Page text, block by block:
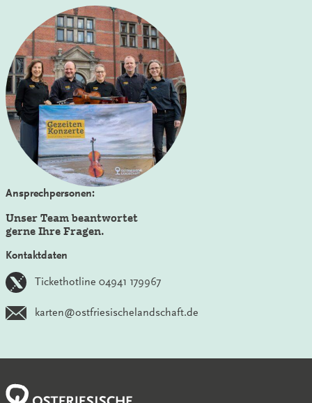
Ansprechpersonen:
Unser Team beantwortet
gerne Ihre Fragen.
Kontaktdaten
Tickethotline 04941 179967
karten@ostfriesischelandschaft.de